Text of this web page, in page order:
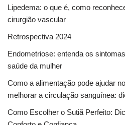
Lipedema: o que é, como
cirurgião vascular
Retrospectiva 2024
Endometriose: entenda os
saúde da mulher
Como a alimentação pode ajudar
melhorar a circulação sanguínea:
Como Escolher o Sutiã Perfeito: